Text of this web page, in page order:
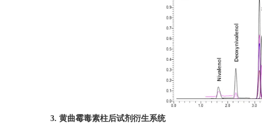
3. 黄曲霉毒素柱后试剂衍生系统